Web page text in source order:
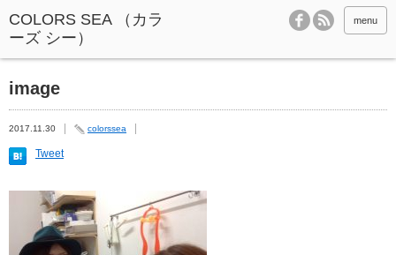
menu
image
2017.11.30 colorssea
Tweet